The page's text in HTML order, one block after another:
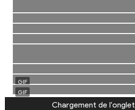
Chargement de l'onglet